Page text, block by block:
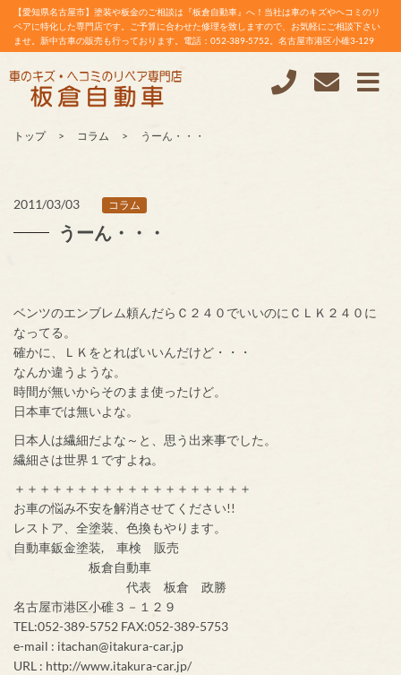
【愛知県名古屋市】塗装や板金のご相談は『板倉自動車』へ！当社は車のキズやヘコミのリ
ペアに特化した専門店です。ご予算に合わせた修理を致しますので、お気軽にご相談下さい
ませ。新中古車の販売も行っております。電話：052-389-5752。名古屋市港区小碓3-129
トップ コラム うーん・・・
2011/03/03 コラム
うーん・・・
ベンツのエンブレム頼んだらＣ２４０でいいのにＣＬＫ２４０に
なってる。
確かに、ＬＫをとればいいんだけど・・・
なんか違うような。
時間が無いからそのまま使ったけど。
日本車では無いよな。
日本人は繊細だよな～と、思う出来事でした。
繊細さは世界１ですよね。
＋＋＋＋＋＋＋＋＋＋＋＋＋＋＋＋＋＋＋
お車の悩み不安を解消させてください!!
レストア、全塗装、色換もやります。
自動車鈑金塗装, 車検 販売
板倉自動車
代表 板倉 政勝
名古屋市港区小碓３－１２９
TEL:052-389-5752 FAX:052-389-5753
e-mail : itachan@itakura-car.jp
URL : http://www.itakura-car.jp/